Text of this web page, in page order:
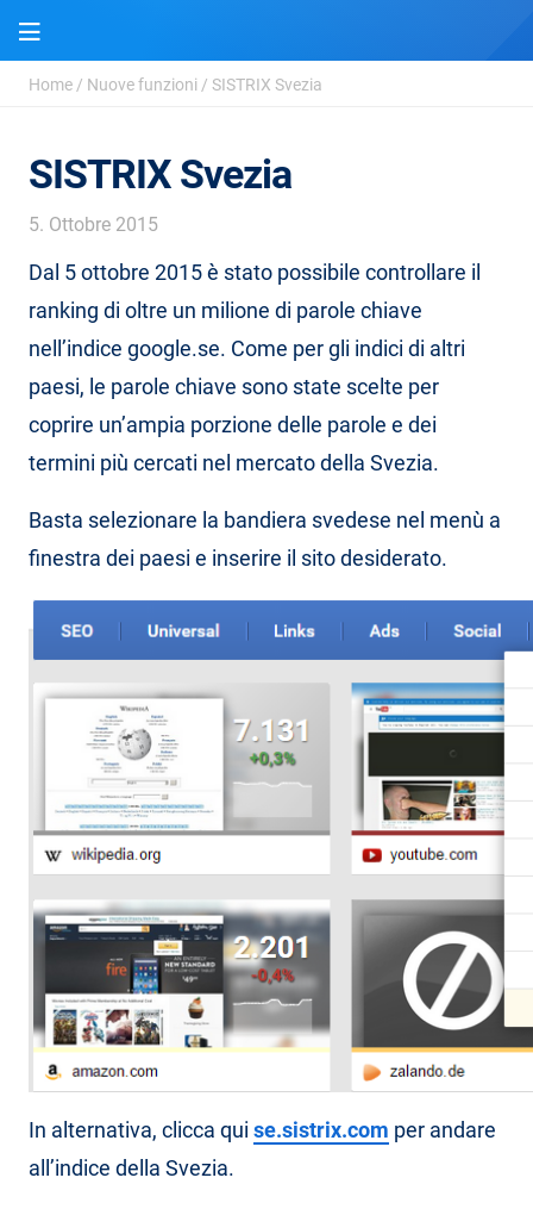
Home / Nuove funzioni / SISTRIX Svezia
SISTRIX Svezia
5. Ottobre 2015
Dal 5 ottobre 2015 è stato possibile controllare il
ranking di oltre un milione di parole chiave
nell’indice google.se. Come per gli indici di altri
paesi, le parole chiave sono state scelte per
coprire un’ampia porzione delle parole e dei
termini più cercati nel mercato della Svezia.
Basta selezionare la bandiera svedese nel menù a
finestra dei paesi e inserire il sito desiderato.
In alternativa, clicca qui se.sistrix.com per andare
all’indice della Svezia.